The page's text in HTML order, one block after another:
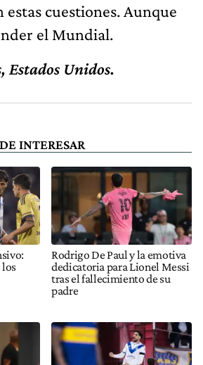
estas cuestiones. Aunque
el Mundial.
Estados Unidos.
INTERESAR
los
Rodrigo De Paul y la emotiva
dedicatoria para Lionel Messi
tras el fallecimiento de su
padre